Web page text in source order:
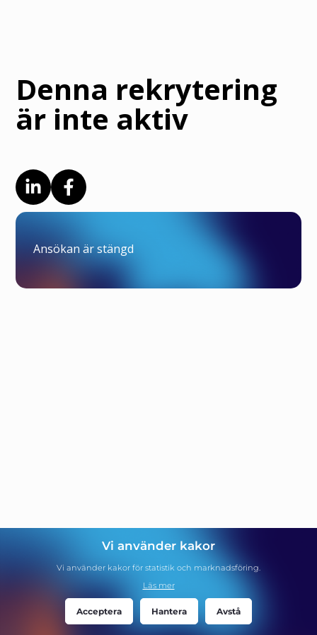
Denna rekrytering
är inte aktiv
Ansökan är stängd
Vi använder kakor
Vi använder kakor för statistik och marknadsföring.
Läs mer
Acceptera Hantera Avstå